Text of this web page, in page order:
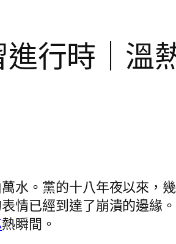
行時｜溫
水。黨的十八年夜以來，
情已經到達了崩潰的邊緣
熱瞬間。